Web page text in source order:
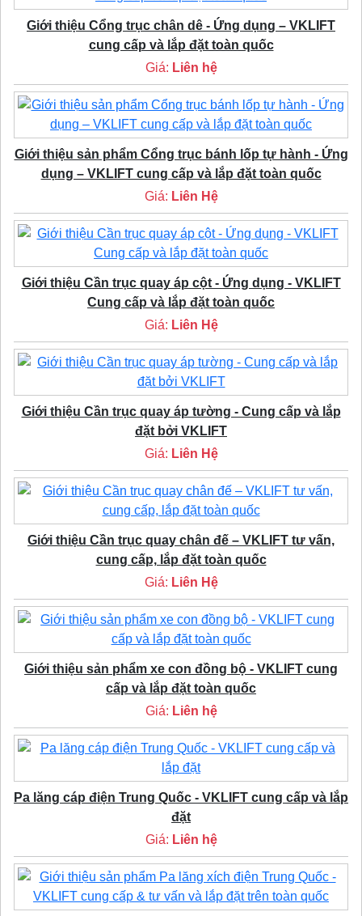
Giới thiệu Cổng trục chân dê - Ứng dụng – VKLIFT
cung cấp và lắp đặt toàn quốc
Giá: Liên hệ
Giới thiệu sản phẩm Cổng trục bánh lốp tự hành - Ứng
dụng – VKLIFT cung cấp và lắp đặt toàn quốc
Giá: Liên Hệ
Giới thiệu Cần trục quay áp cột - Ứng dụng - VKLIFT
Cung cấp và lắp đặt toàn quốc
Giá: Liên Hệ
Giới thiệu Cần trục quay áp tường - Cung cấp và lắp
đặt bởi VKLIFT
Giá: Liên Hệ
Giới thiệu Cần trục quay chân đế – VKLIFT tư vấn,
cung cấp, lắp đặt toàn quốc
Giá: Liên Hệ
Giới thiệu sản phẩm xe con đồng bộ - VKLIFT cung
cấp và lắp đặt toàn quốc
Giá: Liên hệ
Pa lăng cáp điện Trung Quốc - VKLIFT cung cấp và lắp
đặt
Giá: Liên hệ